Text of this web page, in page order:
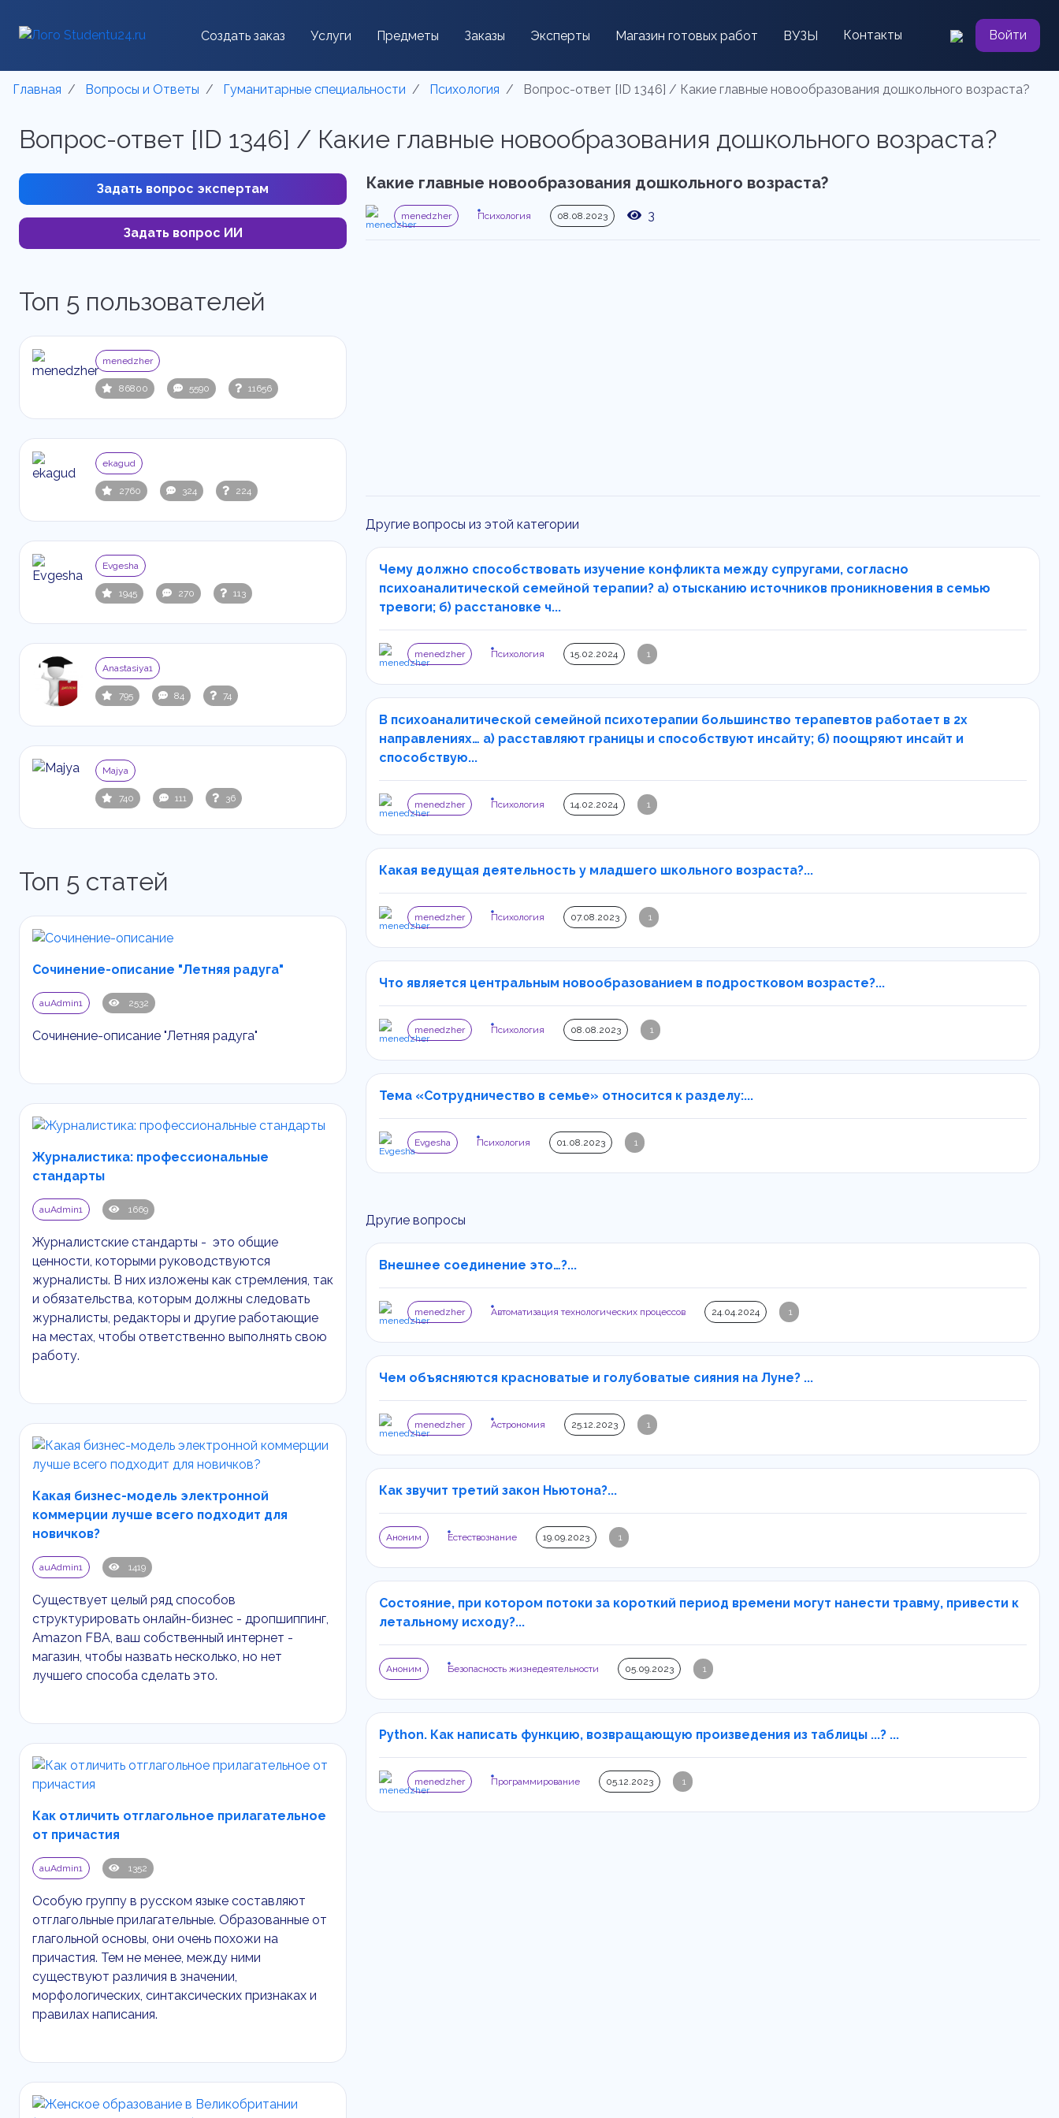
Создать заказ Услуги Предметы Заказы Эксперты Магазин готовых работ ВУЗЫ Контакты Войти
Главная Вопросы и Ответы Гуманитарные специальности Психология Вопрос-ответ [ID 1346] / Какие главные новообразования дошкольного возраста?
Вопрос-ответ [ID 1346] / Какие главные новообразования дошкольного возраста?
Задать вопрос экспертам
Задать вопрос ИИ
Топ 5 пользователей
menedzher
86800 5590 11656
ekagud
2760 324 224
Evgesha
1945 270 113
Anastasiya1
795 84 74
Majya
740 111 36
Топ 5 статей
Сочинение-описание "Летняя радуга"
auAdmin1 2532
Сочинение-описание "Летняя радуга"
Журналистика: профессиональные
стандарты
auAdmin1 1669
Журналистские стандарты - это общие
ценности, которыми руководствуются
журналисты. В них изложены как стремления, так
и обязательства, которым должны следовать
журналисты, редакторы и другие работающие
на местах, чтобы ответственно выполнять свою
работу.
Какая бизнес-модель электронной
коммерции лучше всего подходит для
новичков?
auAdmin1 1419
Существует целый ряд способов
структурировать онлайн-бизнес - дропшиппинг,
Amazon FBA, ваш собственный интернет -
магазин, чтобы назвать несколько, но нет
лучшего способа сделать это.
Как отличить отглагольное прилагательное
от причастия
auAdmin1 1352
Особую группу в русском языке составляют
отглагольные прилагательные. Образованные от
глагольной основы, они очень похожи на
причастия. Тем не менее, между ними
существуют различия в значении,
морфологических, синтаксических признаках и
правилах написания.
Какие главные новообразования дошкольного возраста?
menedzher Психология 08.08.2023 3
Другие вопросы из этой категории
Чему должно способствовать изучение конфликта между супругами, согласно
психоаналитической семейной терапии? а) отысканию источников проникновения в семью
тревоги; б) расстановке ч...
menedzher Психология 15.02.2024 1
В психоаналитической семейной психотерапии большинство терапевтов работает в 2х
направлениях… а) расставляют границы и способствуют инсайту; б) поощряют инсайт и
способствую...
menedzher Психология 14.02.2024 1
Какая ведущая деятельность у младшего школьного возраста?...
menedzher Психология 07.08.2023 1
Что является центральным новообразованием в подростковом возрасте?...
menedzher Психология 08.08.2023 1
Тема «Сотрудничество в семье» относится к разделу:...
Evgesha Психология 01.08.2023 1
Другие вопросы
Внешнее соединение это…?...
menedzher Автоматизация технологических процессов 24.04.2024 1
Чем объясняются красноватые и голубоватые сияния на Луне? ...
menedzher Астрономия 25.12.2023 1
Как звучит третий закон Ньютона?...
Аноним Естествознание 19.09.2023 1
Состояние, при котором потоки за короткий период времени могут нанести травму, привести к
летальному исходу?...
Аноним Безопасность жизнедеятельности 05.09.2023 1
Python. Как написать функцию, возвращающую произведения из таблицы ...? ...
menedzher Программирование 05.12.2023 1